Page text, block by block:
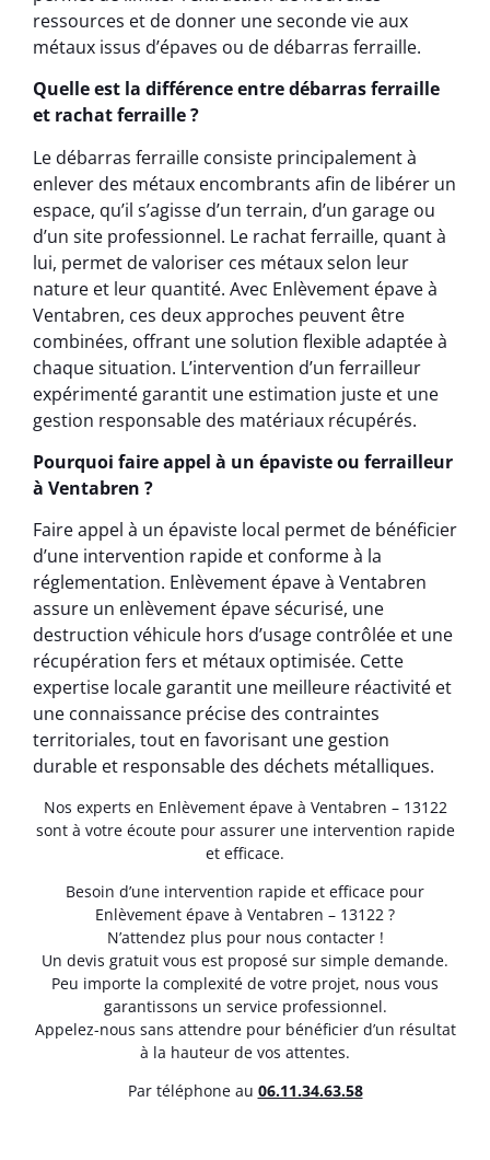
ressources et de donner une seconde vie aux
métaux issus d’épaves ou de débarras ferraille.
Quelle est la différence entre débarras ferraille
et rachat ferraille ?
Le débarras ferraille consiste principalement à
enlever des métaux encombrants afin de libérer un
espace, qu’il s’agisse d’un terrain, d’un garage ou
d’un site professionnel. Le rachat ferraille, quant à
lui, permet de valoriser ces métaux selon leur
nature et leur quantité. Avec Enlèvement épave à
Ventabren, ces deux approches peuvent être
combinées, offrant une solution flexible adaptée à
chaque situation. L’intervention d’un ferrailleur
expérimenté garantit une estimation juste et une
gestion responsable des matériaux récupérés.
Pourquoi faire appel à un épaviste ou ferrailleur
à Ventabren ?
Faire appel à un épaviste local permet de bénéficier
d’une intervention rapide et conforme à la
réglementation. Enlèvement épave à Ventabren
assure un enlèvement épave sécurisé, une
destruction véhicule hors d’usage contrôlée et une
récupération fers et métaux optimisée. Cette
expertise locale garantit une meilleure réactivité et
une connaissance précise des contraintes
territoriales, tout en favorisant une gestion
durable et responsable des déchets métalliques.
Nos experts en Enlèvement épave à Ventabren – 13122
sont à votre écoute pour assurer une intervention rapide
et efficace.
Besoin d’une intervention rapide et efficace pour
Enlèvement épave à Ventabren – 13122 ?
N’attendez plus pour nous contacter !
Un devis gratuit vous est proposé sur simple demande.
Peu importe la complexité de votre projet, nous vous
garantissons un service professionnel.
Appelez-nous sans attendre pour bénéficier d’un résultat
à la hauteur de vos attentes.
Par téléphone au 06.11.34.63.58